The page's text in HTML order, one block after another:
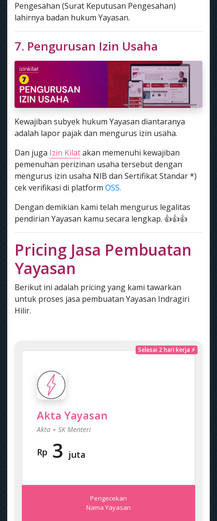
Pengesahan (Surat Keputusan Pengesahan)
lahirnya badan hukum Yayasan.
7. Pengurusan Izin Usaha
Kewajiban subyek hukum Yayasan diantaranya
adalah lapor pajak dan mengurus izin usaha.
Dan juga Izin Kilatakan memenuhi kewajiban
pemenuhan perizinan usaha tersebut dengan
mengurus izin usaha NIB dan Sertifikat Standar *)
cek verifikasi di platform OSS.
Dengan demikian kami telah mengurus legalitas
pendirian Yayasan kamu secara lengkap. 👍👍👍
Pricing Jasa Pembuatan
Yayasan
Berikut ini adalah pricing yang kami tawarkan
untuk proses jasa pembuatan Yayasan Indragiri
Hilir.
Selesai 2 hari kerja ⚡
Akta Yayasan
Akta + SK Menteri
Rp 3 juta
Pengecekan
Nama Yayasan